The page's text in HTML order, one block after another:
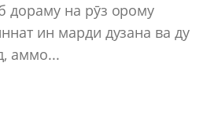
дораму на рӯз орому
ин марди дузана ва ду
аммо...